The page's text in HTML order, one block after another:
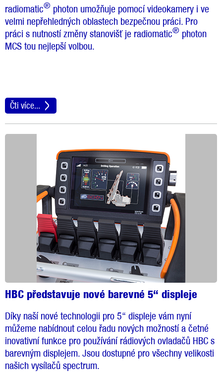
radiomatic® photon umožňuje pomocí videokamery i ve
velmi nepřehledných oblastech bezpečnou práci. Pro
práci s nutností změny stanovišť je radiomatic® photon
MCS tou nejlepší volbou.
Čti více...
HBC představuje nové barevné 5“ displeje
Díky naší nové technologii pro 5“ displeje vám nyní
můžeme nabídnout celou řadu nových možností a četné
inovativní funkce pro používání rádiových ovladačů HBC s
barevným displejem. Jsou dostupné pro všechny velikosti
našich vysílačů spectrum.